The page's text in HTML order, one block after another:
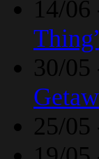
14/06
30/05
25/05